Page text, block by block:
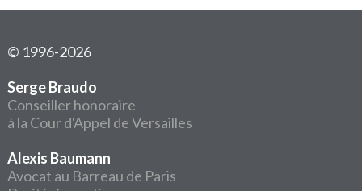
© 1996-2026
Serge Braudo
Conseiller honoraire
à la Cour d'Appel de Versailles
Alexis Baumann
Avocat au Barreau de Paris